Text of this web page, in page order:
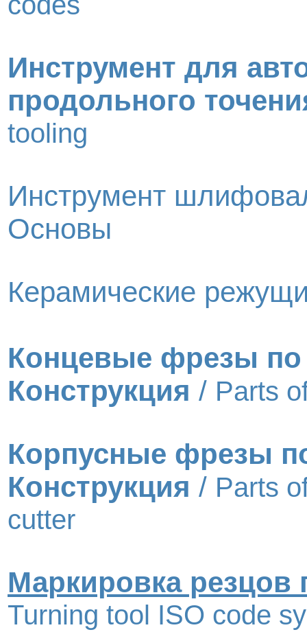
Инструмент для
продольного
tooling
Инструмент
Основы
Керамические
Концевые фрезы по
Конструкция / Parts
Корпусные фрезы
Конструкция / Parts
cutter
Маркировка резцов
Turning tool ISO code